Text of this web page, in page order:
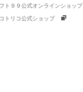
ト９９公式オンラインショップ
トリコ公式ショップ